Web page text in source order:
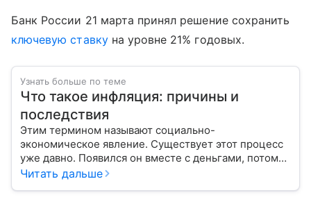
Банк России 21 марта принял решение сохранить
ключевую ставку на уровне 21% годовых.
Узнать больше по теме
Что такое инфляция: причины и
последствия
Этим термином называют социально-
экономическое явление. Существует этот процесс
уже давно. Появился он вместе с деньгами, потому
что эти составляющие неразрывно связаны друг с
Читать дальше